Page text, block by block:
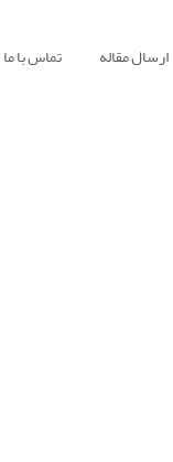
ارسال مقاله تماس با ما